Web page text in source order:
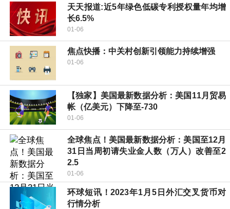
天天报道:近5年绿色低碳专利授权量年均增
长6.5%
01-06
焦点快播：中关村创新引领能力持续增强
01-06
【独家】美国最新数据分析：美国11月贸易
帐（亿美元）下降至-730
01-06
全球焦点！美国最新数据分析：美国至12月
31日当周初请失业金人数（万人）改善至2
2.5
01-06
环球短讯！2023年1月5日外汇交叉货币对
行情分析